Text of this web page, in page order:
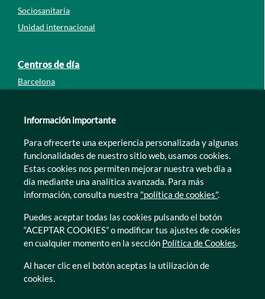
Sociosanitaria
Unidad internacional
Centros de día
Barcelona
León
Murcia
Tarragona
Zamora
© Caser Residencial 2026
Información importante
Para ofrecerte una experiencia personalizada y algunas
funcionalidades de nuestro sitio web, usamos cookies.
Estas cookies nos permiten mejorar nuestra web día a
día mediante una analítica avanzada. Para más
información, consulta nuestra "política de cookies".
Puedes aceptar todas las cookies pulsando el botón
“ACEPTAR COOKIES” o modificar tus ajustes de cookies
en cualquier momento en la sección Política de Cookies.
Al hacer clic en el botón aceptas la utilización de
cookies.